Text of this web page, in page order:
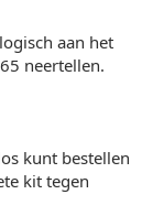
aan het
neertellen.
kunt bestellen
kit tegen